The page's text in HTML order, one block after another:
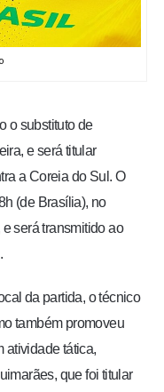
o substituto de
e será titular
a Coreia do Sul. O
(de Brasília), no
eserá transmitido ao
.
da partida, o técnico
também promoveu
atividade tática,
que foi titular